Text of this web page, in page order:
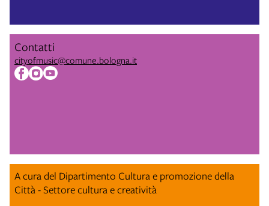
Contatti
cityofmusic@comune.bologna.it
A cura del Dipartimento Cultura e promozione della
Città - Settore cultura e creatività